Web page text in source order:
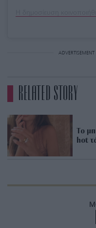
RELATED STORY
Το
hot